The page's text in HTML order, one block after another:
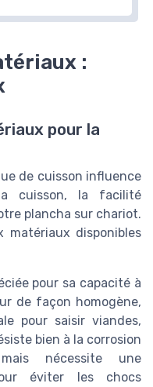
:
pour la
de cuisson influence
cuisson, la facilité
plancha sur chariot.
matériaux disponibles
pour sa capacité à
de façon homogène,
pour saisir viandes,
bien à la corrosion
nécessite une
éviter les chocs